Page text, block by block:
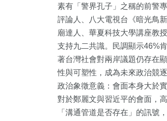
素有「警界孔子」之稱的前警
評論人、八大電視台《暗光鳥
廟達人、華夏科技大學講座教
支持九二共識。民調顯示46%
著台灣社會對兩岸議題仍存在
性與可塑性，成為未來政治競逐
政治象徵意義：會面本身大於
對於鄭麗文與習近平的會面，
「溝通管道是否存在」的訊號